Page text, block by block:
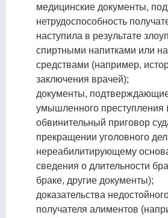
медицинские документы,
нетрудоспособность
наступила в результате
спиртными напитками или
средствами (например,
заключения врачей);
документы,
умышленного преступления
обвинительный приговор
прекращении уголовного
нереабилитирующему
сведения о длительности
браке, другие документы);
доказательства
получателя алиментов